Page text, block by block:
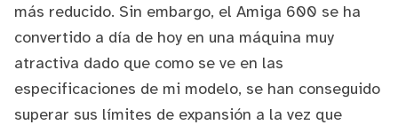
más reducido. Sin embargo, el Amiga 600 se ha
convertido a día de hoy en una máquina muy
atractiva dado que como se ve en las
especificaciones de mi modelo, se han conseguido
superar sus límites de expansión a la vez que